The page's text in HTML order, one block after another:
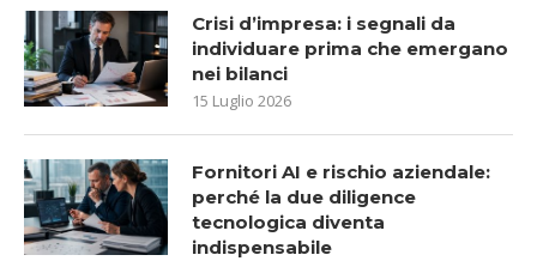
Crisi d’impresa: i segnali da
individuare prima che emergano
nei bilanci
15 Luglio 2026
Fornitori AI e rischio aziendale:
perché la due diligence
tecnologica diventa
indispensabile